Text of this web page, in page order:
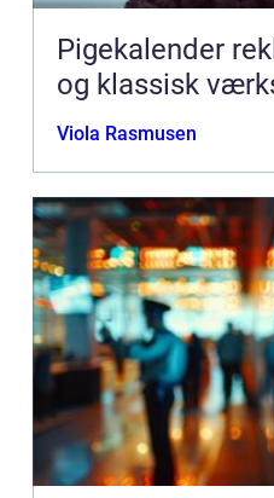
Pigekalender reklame, blikfang
og klassisk
Viola Rasmusen